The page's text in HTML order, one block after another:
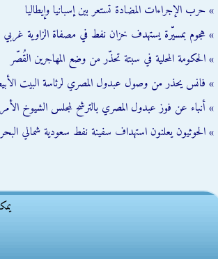
» حرب الإجراءات المضادة تستعر بين إسبانيا وإيطاليا
» هجوم بمسيّرة يستهدف خزان نفط في مصفاة الزاوية غربي
» الحكومة المحلية في سبتة تحذّر من وضع المهاجرين القُصّر
» فانس يحذر من وصول عبدول المصري لرئاسة البيت
» أنباء عن فوز عبدول المصري بالترشح لمجلس الشيوخ
» الحوثيون يعلنون استهداف سفينة نفط سعودية شمالي